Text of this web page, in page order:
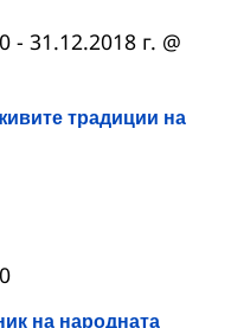
традиции на
- 31.12.2018 г. @
на народната